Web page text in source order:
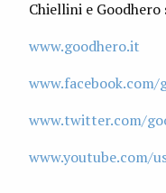
Chiellini e Goodhero
www.goodhero.it
www.twitter.com/
www.youtube.com/